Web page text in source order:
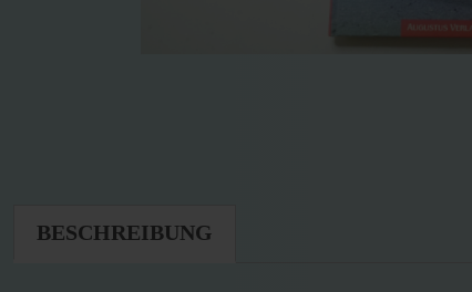
BESCHREIBUNG